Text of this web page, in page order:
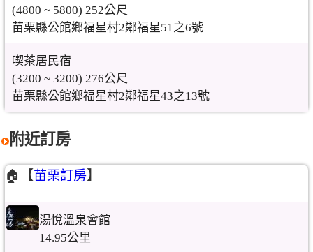
(4800 ~ 5800) 252公尺
苗栗縣公館鄉福星村2鄰福星51之6號
喫茶居民宿
(3200 ~ 3200) 276公尺
苗栗縣公館鄉福星村2鄰福星43之13號
附近訂房
🏠【苗栗訂房】
湯悅溫泉會館
14.95公里